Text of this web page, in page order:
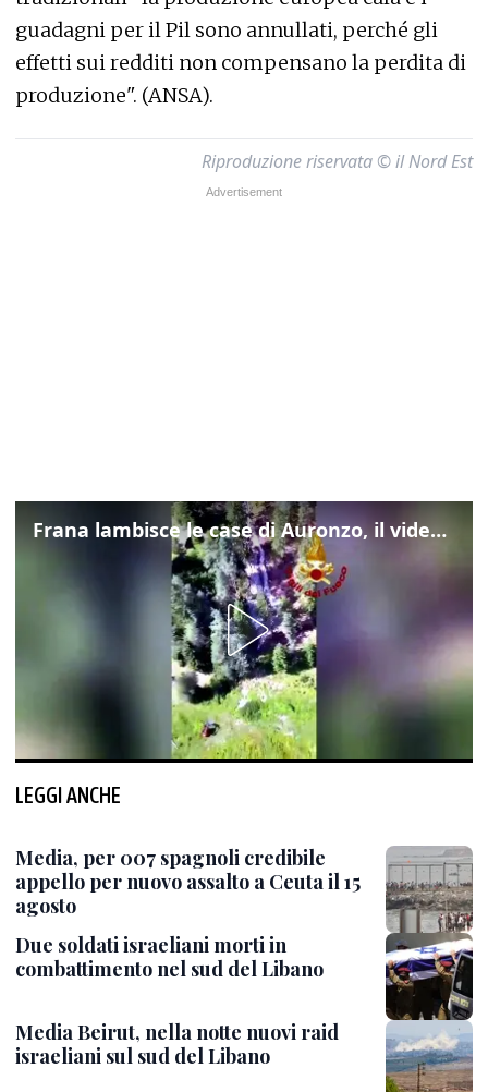
guadagni per il Pil sono annullati, perché gli
effetti sui redditi non compensano la perdita di
produzione". (ANSA).
Riproduzione riservata © il Nord Est
Frana lambisce le case di Auronzo, il video dall'elicottero dei vigili del fuoco
LEGGI ANCHE
Media, per 007 spagnoli credibile
appello per nuovo assalto a Ceuta il 15
agosto
Due soldati israeliani morti in
combattimento nel sud del Libano
Media Beirut, nella notte nuovi raid
israeliani sul sud del Libano